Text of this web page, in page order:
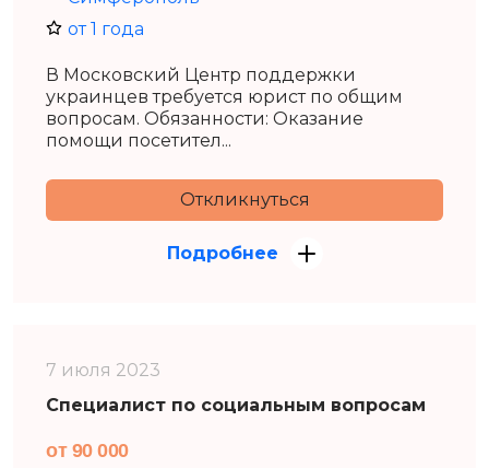
от 1 года
В Московский Центр поддержки
украинцев требуется юрист по общим
вопросам. Обязанности: Оказание
помощи посетител...
Откликнуться
Подробнее
7 июля 2023
Специалист по социальным вопросам
от 90 000